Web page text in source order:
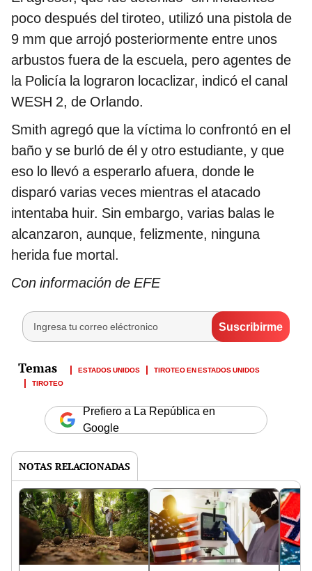
poco después del tiroteo, utilizó una pistola de
9 mm que arrojó posteriormente entre unos
arbustos fuera de la escuela, pero agentes de
la Policía la lograron locaclizar, indicó el canal
WESH 2, de Orlando.
Smith agregó que la víctima lo confrontó en el
baño y se burló de él y otro estudiante, y que
eso lo llevó a esperarlo afuera, donde le
disparó varias veces mientras el atacado
intentaba huir. Sin embargo, varias balas le
alcanzaron, aunque, felizmente, ninguna
herida fue mortal.
Con información de EFE
ESTADOS UNIDOS
TIROTEO EN ESTADOS UNIDOS
TIROTEO
Prefiero a La República en
Google
NOTAS RELACIONADAS